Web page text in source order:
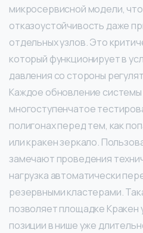
микросервисной модели,
отказоустойчивость даже
отдельных узлов. Это
который функционирует в
давления со стороны
Каждое обновление
многоступенчатое
полигонах перед тем, как
или кракен зеркало.
замечают проведения
нагрузка автоматически
резервными кластерами.
позволяет площадке
позиции в нише уже